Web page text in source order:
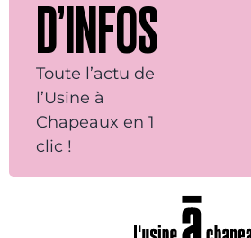
D’INFOS
Toute l’actu de
l’Usine à
Chapeaux en 1
clic !